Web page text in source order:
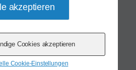
Cookie-Einstellungen